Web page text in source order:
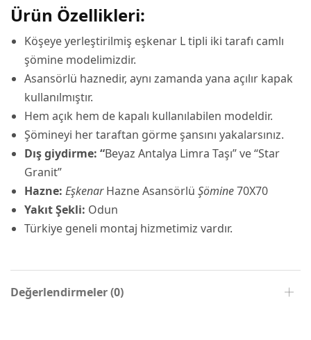
Ürün Özellikleri:
Köşeye yerleştirilmiş eşkenar L tipli iki tarafı camlı
şömine modelimizdir.
Asansörlü haznedir, aynı zamanda yana açılır kapak
kullanılmıştır.
Hem açık hem de kapalı kullanılabilen modeldir.
Şömineyi her taraftan görme şansını yakalarsınız.
Dış giydirme: “Beyaz Antalya Limra Taşı” ve “Star
Granit”
Hazne: EşkenarHazne Asansörlü Şömine70X70
Yakıt Şekli: Odun
Türkiye geneli montaj hizmetimiz vardır.
Değerlendirmeler (0)